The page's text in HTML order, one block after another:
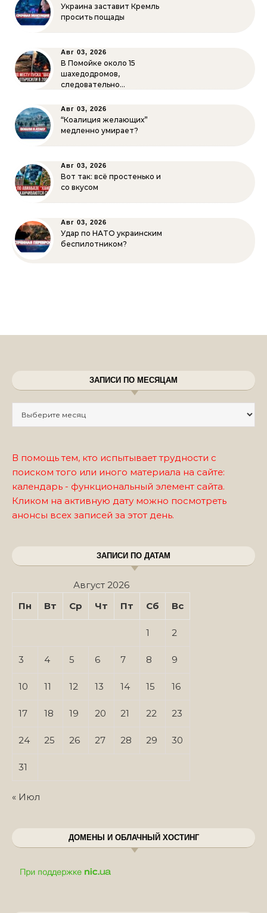
Украина заставит Кремль
просить пощады
Авг 03, 2026
В Помойке около 15
шахедодромов,
следовательно…
Авг 03, 2026
“Коалиция желающих”
медленно умирает?
Авг 03, 2026
Вот так: всё простенько и
со вкусом
Авг 03, 2026
Удар по НАТО украинским
беспилотником?
ЗАПИСИ ПО МЕСЯЦАМ
В помощь тем, кто испытывает трудности с
поиском того или иного материала на сайте:
календарь - функциональный элемент сайта.
Кликом на активную дату можно посмотреть
анонсы всех записей за этот день.
ЗАПИСИ ПО ДАТАМ
Август 2026
Пн
Вт Ср Чт Пт Сб Вс
1 2
3 4 5 6 7 8 9
10 11 12 13 14 15 16
17 18 19 20 21 22 23
24 25 26 27 28 29 30
31
« Июл
ДОМЕНЫ И ОБЛАЧНЫЙ ХОСТИНГ